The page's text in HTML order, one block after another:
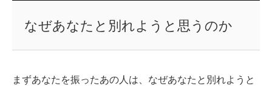
なぜあなたと別れようと思うのか
まずあなたを振ったあの人は、なぜあなたと別れようと